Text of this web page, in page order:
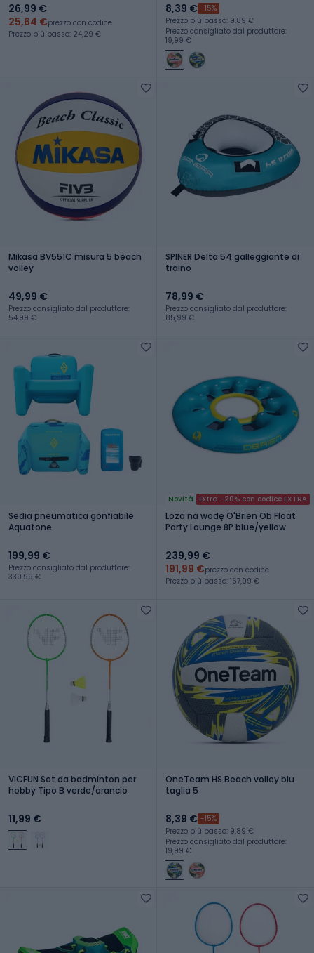
26,99 €
25,64 €prezzo con codice
Prezzo più basso: 24,29 €
8,39 € -15%
Prezzo più basso: 9,89 €
Prezzo consigliato dal produttore:
19,99 €
Mikasa BV551C misura 5 beach
volley
49,99 €
Prezzo consigliato dal produttore:
54,99 €
SPINER Delta 54 galleggiante di
traino
78,99 €
Prezzo consigliato dal produttore:
85,99 €
Sedia pneumatica gonfiabile
Aquatone
199,99 €
Prezzo consigliato dal produttore:
339,99 €
Novità Extra -20% con codice EXTRA
Loża na wodę O'Brien Ob Float
Party Lounge 8P blue/yellow
239,99 €
191,99 €prezzo con codice
Prezzo più basso: 167,99 €
VICFUN Set da badminton per
hobby Tipo B verde/arancio
11,99 €
OneTeam HS Beach volley blu
taglia 5
8,39 € -15%
Prezzo più basso: 9,89 €
Prezzo consigliato dal produttore:
19,99 €